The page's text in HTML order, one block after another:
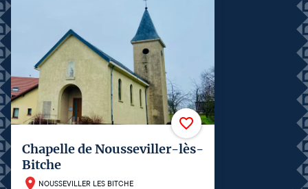
Chapelle de Nousseviller-lès-
Bitche
NOUSSEVILLER LES BITCHE